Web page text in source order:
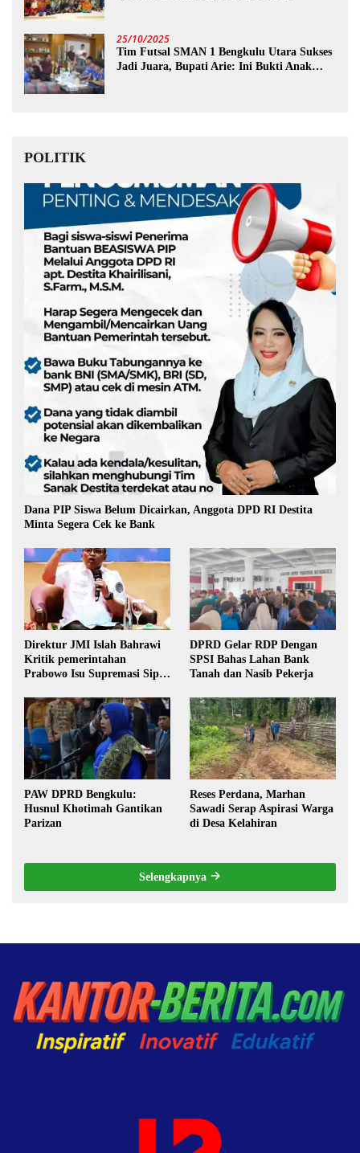
25/10/2025
Tim Futsal SMAN 1 Bengkulu Utara Sukses
Jadi Juara, Bupati Arie: Ini Bukti Anak
POLITIK
Dana PIP Siswa Belum Dicairkan, Anggota DPD RI Destita
Minta Segera Cek ke Bank
Direktur JMI Islah Bahrawi
Kritik pemerintahan
Prabowo Isu Supremasi Sipil,
Pilkada oleh DPRD
DPRD Gelar RDP Dengan
SPSI Bahas Lahan Bank
Tanah dan Nasib Pekerja
PAW DPRD Bengkulu:
Husnul Khotimah Gantikan
Parizan
Reses Perdana, Marhan
Sawadi Serap Aspirasi Warga
di Desa Kelahiran
Selengkapnya